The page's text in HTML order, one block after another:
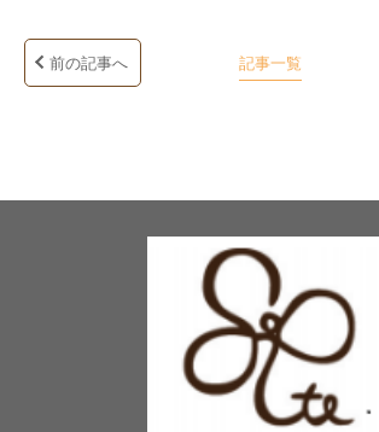
前の記事へ 記事一覧